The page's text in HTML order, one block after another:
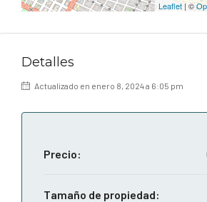
Leaflet| ©
Detalles
Actualizado en enero 8, 2024 a 6:05 pm
Precio:
Tamaño de propiedad: